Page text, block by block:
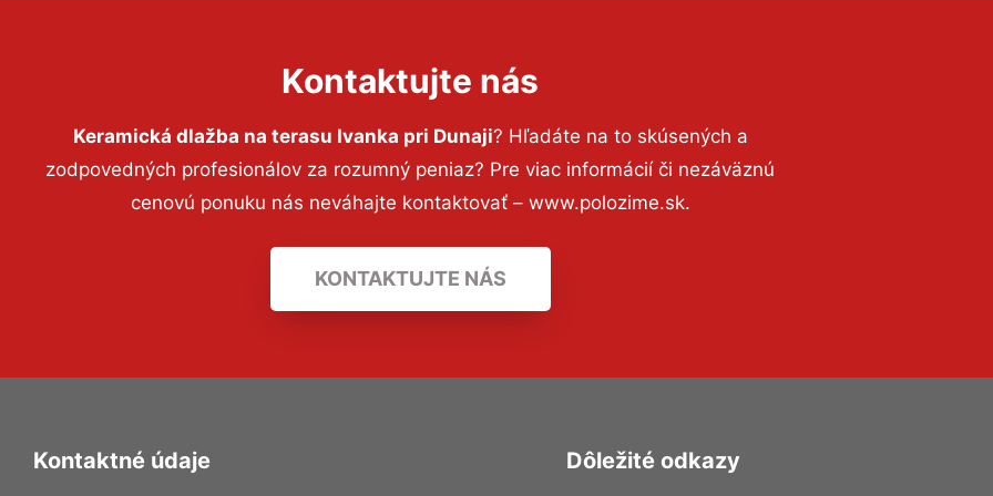
Kontaktujte nás
Keramická dlažba na terasu Ivanka pri Dunaji? Hľadáte na to skúsených a
zodpovedných profesionálov za rozumný peniaz? Pre viac informácií či nezáväznú
cenovú ponuku nás neváhajte kontaktovať – www.polozime.sk.
KONTAKTUJTE NÁS
Kontaktné údaje Dôležité odkazy